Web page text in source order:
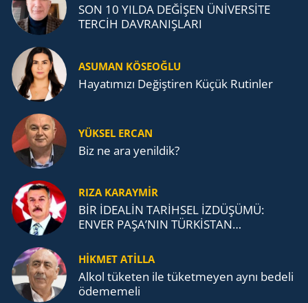
SON 10 YILDA DEĞİŞEN ÜNİVERSİTE
TERCİH DAVRANIŞLARI
ASUMAN KÖSEOĞLU
Ha­ya­tı­mı­zı De­ğiş­ti­ren Küçük Ru­tin­ler
YÜKSEL ERCAN
Biz ne ara yenildik?
RIZA KARAYMIR
BİR İDEALİN TARİHSEL İZDÜŞÜMÜ:
ENVER PAŞA’NIN TÜRKİSTAN
TEŞKİLATI’NA UZANAN MİRASI
HİKMET ATİLLA
Alkol tü­ke­ten ile tü­ket­me­yen aynı be­de­li
öde­me­me­li